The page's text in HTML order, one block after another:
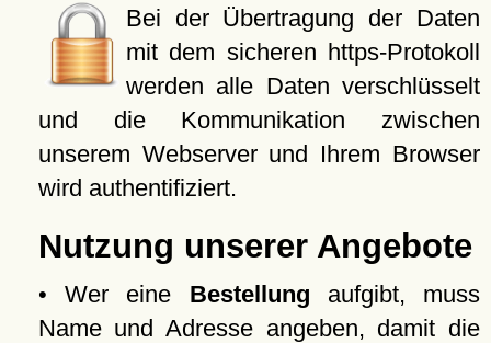
Bei der Übertragung der Daten
mit dem sicheren https-Protokoll
werden alle Daten verschlüsselt
und die Kommunikation zwischen
unserem Webserver und Ihrem Browser
wird authentifiziert.
Nutzung unserer Angebote
• Wer eine Bestellung aufgibt, muss
Name und Adresse angeben, damit die